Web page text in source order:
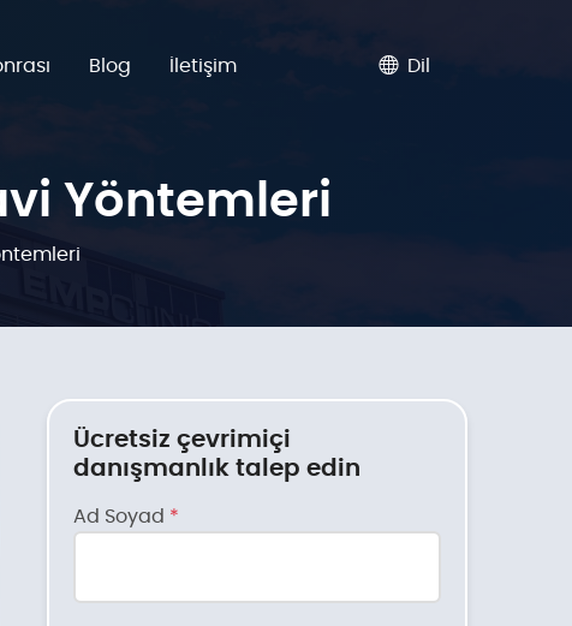
Blog İletişim Dil
Yöntemleri
Ücretsiz çevrimiçi
danışmanlık talep edin
Ad Soyad *